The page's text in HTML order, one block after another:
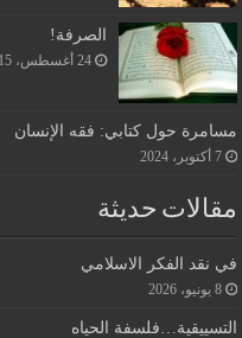
الصرفة!
24 أغسطس، 2015
مسامرة حول كتابي: فقه الإنسان
7 أكتوبر، 2024
مقالات حديثة
في نقد الفكر الاسلامي
8 يونيو، 2026
التسييقية…فلسفة الحياه